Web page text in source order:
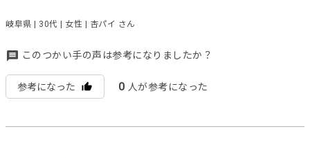
岐阜県 | 30代 | 女性 | 杏パイ さん
このつかい手の声は参考になりましたか？
参考になった 0 人が参考になった